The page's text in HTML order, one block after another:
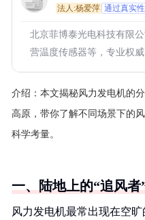
法人:杨爱萍 通过真实
北京菲博泰光电科技有限
营温度传感器等，专业权威
介绍： 本文揭秘风力发电机的
高原，带你了解不同场景下的
科学考量。
一、陆地上的“追风
风力发电机最常出现在空